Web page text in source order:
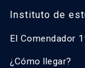
Instituto de
El Comendador
¿Cómo llegar?